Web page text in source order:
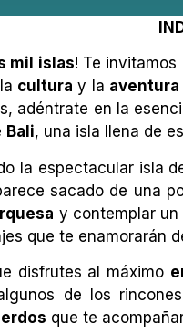
mil islas! Te
cultura y la aventura
adéntrate en la
Bali, una isla llena de
la espectacular isla
sacado de una
y contemplar un
que te enamorarán
disfrutes al máximo
de los
que te